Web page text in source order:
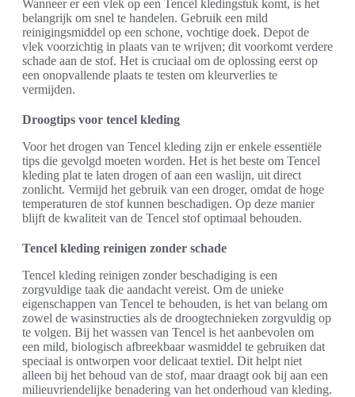
Wanneer er een vlek op een Tencel kledingstuk komt, is het
belangrijk om snel te handelen. Gebruik een mild
reinigingsmiddel op een schone, vochtige doek. Depot de
vlek voorzichtig in plaats van te wrijven; dit voorkomt verdere
schade aan de stof. Het is cruciaal om de oplossing eerst op
een onopvallende plaats te testen om kleurverlies te
vermijden.
Droogtips voor tencel kleding
Voor het drogen van Tencel kleding zijn er enkele essentiële
tips die gevolgd moeten worden. Het is het beste om Tencel
kleding plat te laten drogen of aan een waslijn, uit direct
zonlicht. Vermijd het gebruik van een droger, omdat de hoge
temperaturen de stof kunnen beschadigen. Op deze manier
blijft de kwaliteit van de Tencel stof optimaal behouden.
Tencel kleding reinigen zonder schade
Tencel kleding reinigen zonder beschadiging is een
zorgvuldige taak die aandacht vereist. Om de unieke
eigenschappen van Tencel te behouden, is het van belang om
zowel de wasinstructies als de droogtechnieken zorgvuldig op
te volgen. Bij het wassen van Tencel is het aanbevolen om
een mild, biologisch afbreekbaar wasmiddel te gebruiken dat
speciaal is ontworpen voor delicaat textiel. Dit helpt niet
alleen bij het behoud van de stof, maar draagt ook bij aan een
milieuvriendelijke benadering van het onderhoud van kleding.